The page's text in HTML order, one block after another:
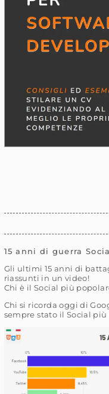
15 anni di guerra
Gli ultimi 15 anni di
riassunti in un video!
Chi è il Social più
Chi si ricorda oggi di
sempre stato il Social